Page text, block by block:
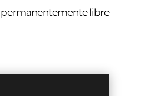
permanentemente libre